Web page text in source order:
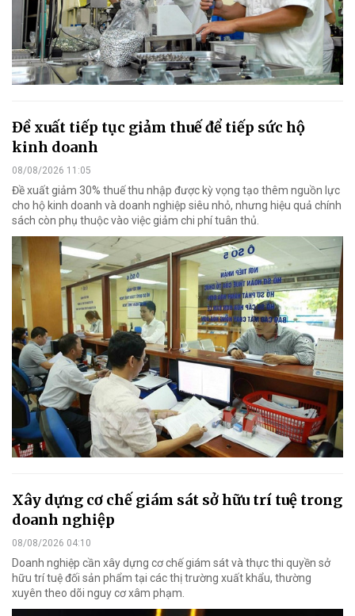
Đề xuất tiếp tục giảm thuế để tiếp sức hộ
kinh doanh
08/08/2026 11:05
Đề xuất giảm 30% thuế thu nhập được kỳ vọng tạo thêm nguồn lực
cho hộ kinh doanh và doanh nghiệp siêu nhỏ, nhưng hiệu quả chính
sách còn phụ thuộc vào việc giảm chi phí tuân thủ.
Xây dựng cơ chế giám sát sở hữu trí tuệ trong
doanh nghiệp
08/08/2026 04:10
Doanh nghiệp cần xây dựng cơ chế giám sát và thực thi quyền sở
hữu trí tuệ đối sản phẩm tại các thị trường xuất khẩu, thường
xuyên theo dõi nguy cơ xâm phạm.